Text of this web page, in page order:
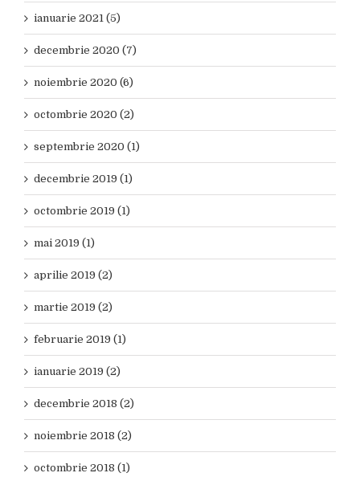
ianuarie 2021 (5)
decembrie 2020 (7)
noiembrie 2020 (6)
octombrie 2020 (2)
septembrie 2020 (1)
decembrie 2019 (1)
octombrie 2019 (1)
mai 2019 (1)
aprilie 2019 (2)
martie 2019 (2)
februarie 2019 (1)
ianuarie 2019 (2)
decembrie 2018 (2)
noiembrie 2018 (2)
octombrie 2018 (1)